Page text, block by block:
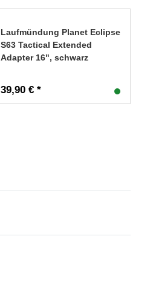
Laufmündung Planet Eclipse
S63 Tactical Extended
Adapter 16", schwarz
39,90 € *